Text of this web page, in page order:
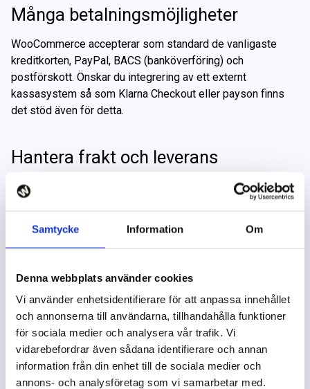
Samtycke Information Om
Denna webbplats använder cookies
Vi använder enhetsidentifierare för att anpassa innehållet
och annonserna till användarna, tillhandahålla funktioner
för sociala medier och analysera vår trafik. Vi
vidarebefordrar även sådana identifierare och annan
information från din enhet till de sociala medier och
annons- och analysföretag som vi samarbetar med.
Många betalningsmöjligheter
WooCommerce accepterar som standard de vanligaste
kreditkorten, PayPal, BACS (banköverföring) och
postförskott. Önskar du integrering av ett externt
kassasystem så som Klarna Checkout eller payson finns
det stöd även för detta.
Hantera frakt och leverans
Välj om kostnad för frakt ska vara gratis, bestämmas
utefter vikt eller antal varor, eller om en fast kostnad sätts
ihop WooCommerce med ditt eget valda fraktsystem.
Allt du behöver för din E-handel
I WooCommerce finns alla nödvändiga funktioner som kan
tänkas behövas i en webbutik. Och precis som i WordPress
kan man bygga ut WooCommerce med plugins. Saknar du
koppling till någon funktion kan du låta bygga till det – vi
hjälper dig!